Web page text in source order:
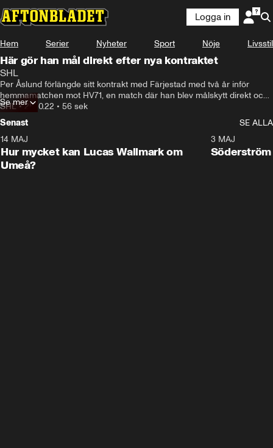
Logga in
Hem Serier Nyheter Sport Nöje Livsstil
Här gör han mål direkt efter nya kontraktet
SHL
Per Åslund förlängde sitt kontrakt med Färjestad med två år inför
hemmamatchen mot HV71, en match där han blev målskytt direkt och
Färjestad vann med 4-0.
SHL•25.10.22 • 56 sek
Se mer
Senast
SE ALLA
Plus
14 MAJ
Hur mycket kan Lucas Wallmark om
Umeå?
3 MAJ